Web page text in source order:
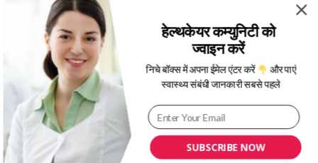
SUBSCRIBE NOW
हेल्थकेयर कम्युनिटी को
ज्वाइन करें
निचे बॉक्स में अपना ईमेल एंटर करें
और पाएं
स्वास्थ्य संबंधी जानकारी सबसे पहले